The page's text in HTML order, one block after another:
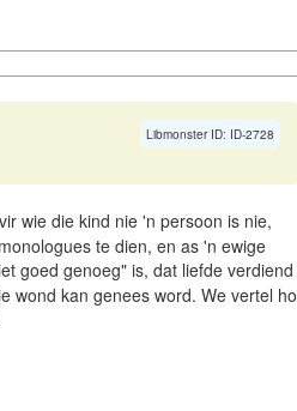
Libmonster ID: ID-2728
wie die kind nie 'n persoon is nie,
te dien, en as 'n ewige
goed genoeg" is, dat liefde verdiend
wond kan genees word. We vertel